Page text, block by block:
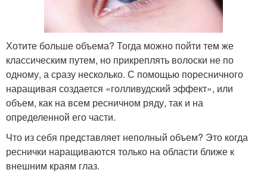
Хотите больше объема? Тогда можно пойти тем же
классическим путем, но прикреплять волоски не по
одному, а сразу несколько. С помощью поресничного
наращивая создается «голливудский эффект», или
объем, как на всем ресничном ряду, так и на
определенной его части.
Что из себя представляет неполный объем? Это когда
реснички наращиваются только на области ближе к
внешним краям глаз.